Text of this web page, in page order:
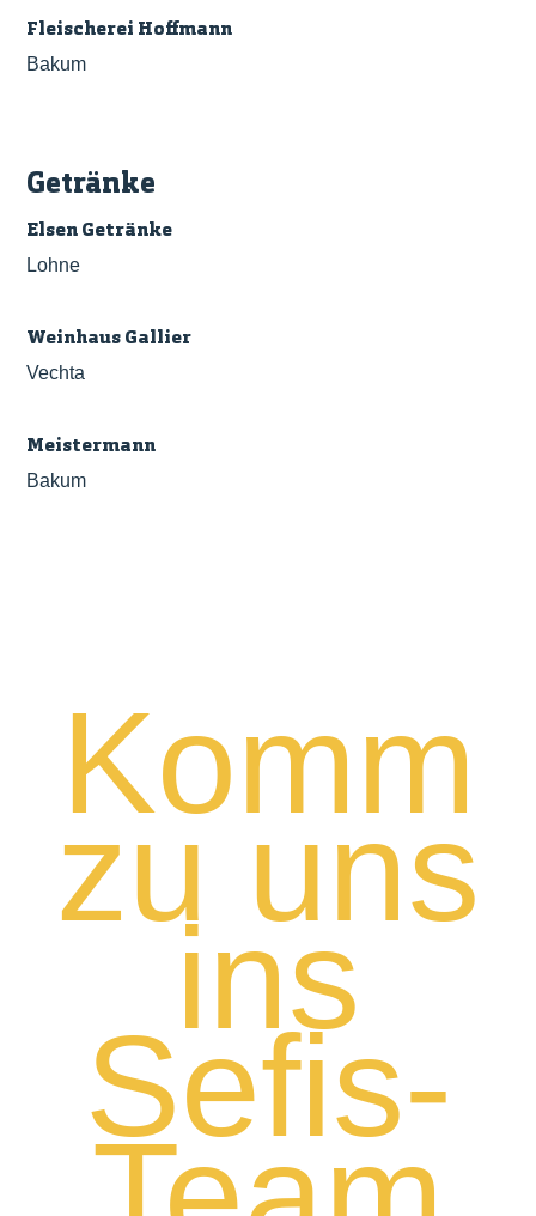
Fleischerei Hoffmann
Bakum
Getränke
Elsen Getränke
Lohne
Weinhaus Gallier
Vechta
Meistermann
Bakum
Komm
zu uns
ins
Sefis-